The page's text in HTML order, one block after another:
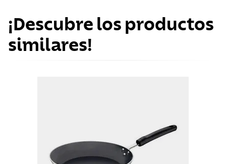
¡Descubre los productos
similares!